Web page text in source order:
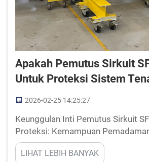
Apakah Pemutus Sirkuit
Untuk Proteksi Sistem
2026-02-25 14:25:27
Keunggulan Inti Pemutus Sirkuit
Proteksi: Kemampuan
Kekuatan Dielektrik yang Unggul
Gangguan yang Andal. Pemutus
LIHAT LEBIH BANYAK